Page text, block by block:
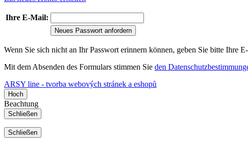
Ihre E-Mail:
Neues Passwort anfordern
Wenn Sie sich nicht an Ihr Passwort erinnern können, geben Sie bitte Ihre
Mit dem Absenden des Formulars stimmen Sie den
ARSY line - tvorba webových stránek a eshopů
Hoch
Beachtung
Schließen
Schließen